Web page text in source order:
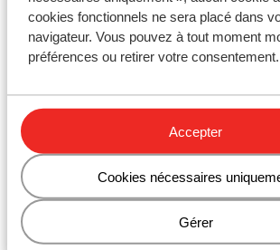
cookies fonctionnels ne sera placé dans
navigateur. Vous pouvez à tout moment
préférences ou retirer votre consentement.
Accepter
Cookies nécessaires
Gérer
mètres
Distance à la pharmacie la plus
mètres
Autres hébergements -
Andalousie
Hôtel H10 Croma Malaga
Hôtel ME Marbella